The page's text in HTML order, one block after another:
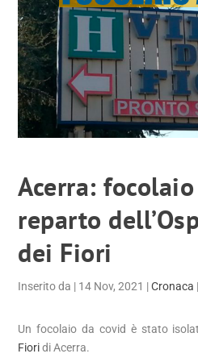
Acerra:
reparto
dei Fiori
Inserito da | 14 Nov, 2021 |Cronaca
Un focolaio da covid è stato
Fioridi Acerra.